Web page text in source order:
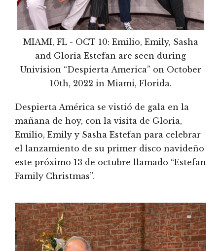
MIAMI, FL - OCT 10: Emilio, Emily, Sasha
and Gloria Estefan are seen during
Univision “Despierta America” on October
10th, 2022 in Miami, Florida.
Despierta América se vistió de gala en la
mañana de hoy, con la visita de Gloria,
Emilio, Emily y Sasha Estefan para celebrar
el lanzamiento de su primer disco navideño
este próximo 13 de octubre llamado “Estefan
Family Christmas”.